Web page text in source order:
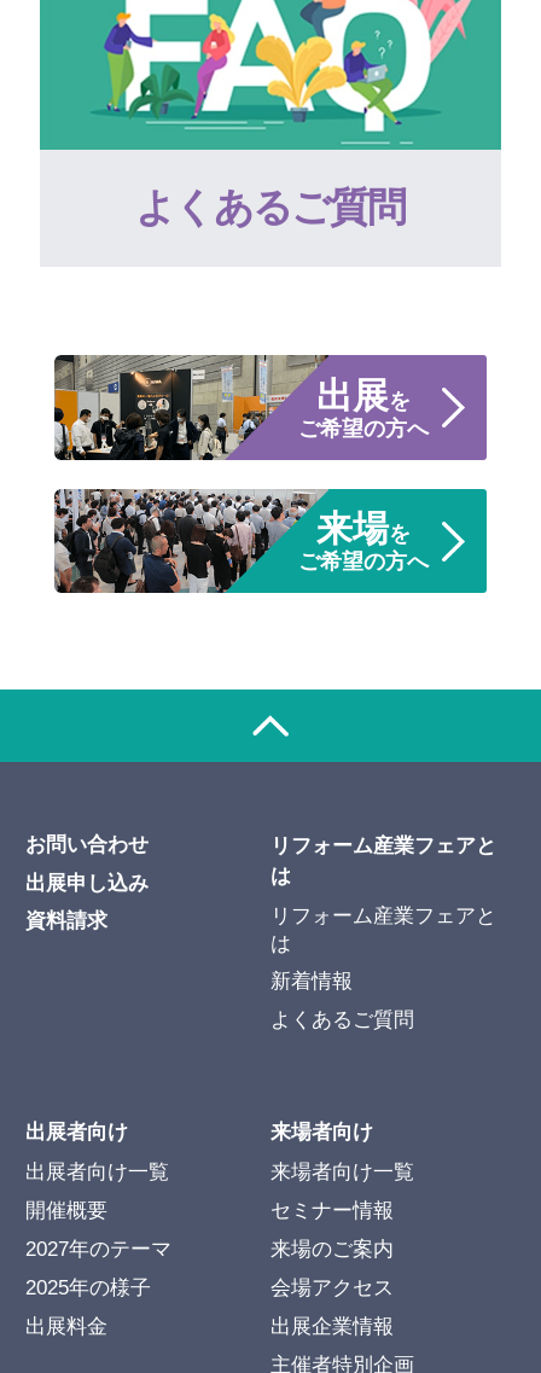
よくあるご質問
出展を
ご希望の方へ
来場を
ご希望の方へ
お問い合わせ
出展申し込み
資料請求
リフォーム産業フェアと
は
リフォーム産業フェアと
は
新着情報
よくあるご質問
出展者向け
出展者向け一覧
開催概要
2027年のテーマ
2025年の様子
出展料金
来場者向け
来場者向け一覧
セミナー情報
来場のご案内
会場アクセス
出展企業情報
主催者特別企画